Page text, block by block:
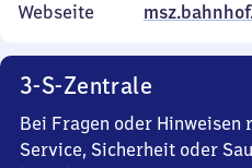
Webseite
3-S-Zentrale
Bei Fragen oder Hinweisen
Service, Sicherheit oder